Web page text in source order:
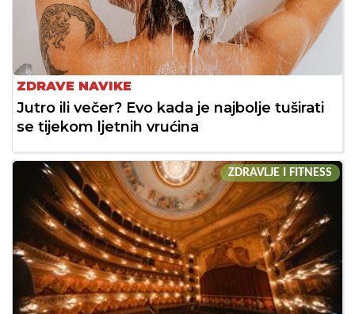
ZDRAVE NAVIKE
Jutro ili večer? Evo kada je najbolje tuširati
se tijekom ljetnih vrućina
ZDRAVLJE I FITNESS